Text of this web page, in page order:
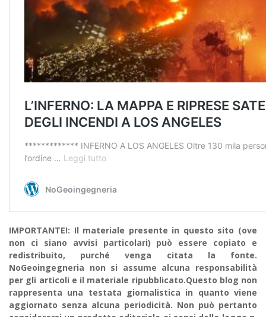
IMPORTANTE!: Il materiale presente in questo sito (ove
non ci siano avvisi particolari) può essere copiato e
redistribuito, purché venga citata la fonte.
NoGeoingegneria non si assume alcuna responsabilità
per gli articoli e il materiale ripubblicato.Questo blog non
rappresenta una testata giornalistica in quanto viene
aggiornato senza alcuna periodicità. Non può pertanto